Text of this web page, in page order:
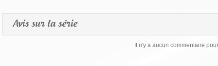
Avis sur la série
Il n'y a aucun commentaire